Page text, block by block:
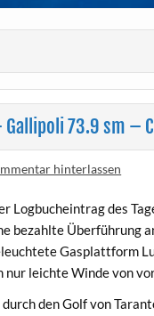
73.9 sm –
hinterlassen
Logbucheintrag des
bezahlte Überführung
Gasplattform
nur leichte Winde von
den Golf von